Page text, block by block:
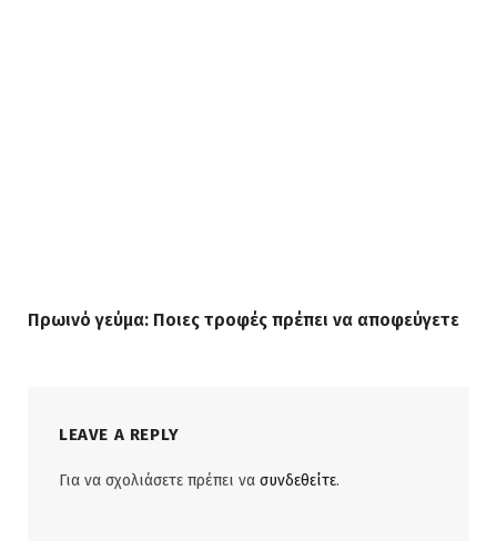
Πρωινό γεύμα: Ποιες τροφές πρέπει να αποφεύγετε
LEAVE A REPLY
Για να σχολιάσετε πρέπει να συνδεθείτε.